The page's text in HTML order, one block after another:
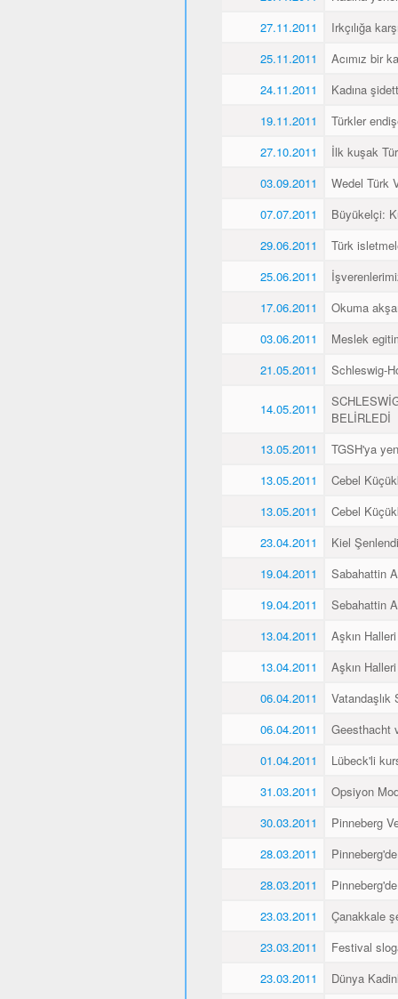
27.11.2011
Irkçılığa
25.11.2011
Acımız bir
24.11.2011
Kadına
19.11.2011
Türkler
27.10.2011
İlk kuşak
03.09.2011
Wedel Türk
07.07.2011
Büyükelçi:
29.06.2011
Türk
25.06.2011
17.06.2011
Okuma
03.06.2011
Meslek
21.05.2011
Schleswig-
14.05.2011
BELİRLEDİ
13.05.2011
TGSH'ya
13.05.2011
Cebel
13.05.2011
Cebel
23.04.2011
Kiel Şenlendi
19.04.2011
Sabahattin
19.04.2011
Sebahattin
13.04.2011
Aşkın Halleri
13.04.2011
Aşkın
06.04.2011
Vatandaşlık
06.04.2011
Geesthacht
01.04.2011
Lübeck'li
31.03.2011
Opsiyon
30.03.2011
Pinneberg
28.03.2011
28.03.2011
23.03.2011
Çanakkale
23.03.2011
Festival
23.03.2011
Dünya